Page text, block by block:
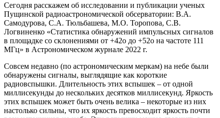
Сегодня расскажем об исследовании и публикации ученых
Пущинской радиоастрономической обсерватории: В.А.
Самодурова, С.А. Тюльбашева, М.О. Торопова, С.В.
Логвиненко «Статистика обнаружений импульсных сигналов
в площадке со склонениями от +42о до +52о на частоте 111
МГц» в Астрономическом журнале 2022 г.
Совсем недавно (по астрономическим меркам) на небе были
обнаружены сигналы, выглядящие как короткие
радиовспышки. Длительность этих вспышек – от одной
миллисекунды до нескольких десятков миллисекунд. Яркость
этих вспышек может быть очень велика – некоторые из них
настолько сильны, что их яркость превосходит яркость почти